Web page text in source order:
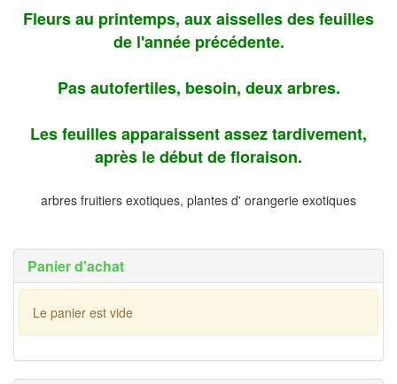
Panier d'achat
Le panier est vide
Fleurs au printemps, aux aisselles des feuilles
de l'année précédente.
Pas autofertiles, besoin, deux arbres.
Les feuilles apparaissent assez tardivement,
après le début de floraison.
arbres fruitiers exotiques, plantes d' orangerie exotiques